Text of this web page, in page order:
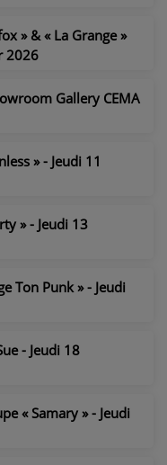
» & « La Grange »
2026
Gallery CEMA
» - Jeudi 11
» - Jeudi 13
Ton Punk » - Jeudi
- Jeudi 18
« Samary » - Jeudi